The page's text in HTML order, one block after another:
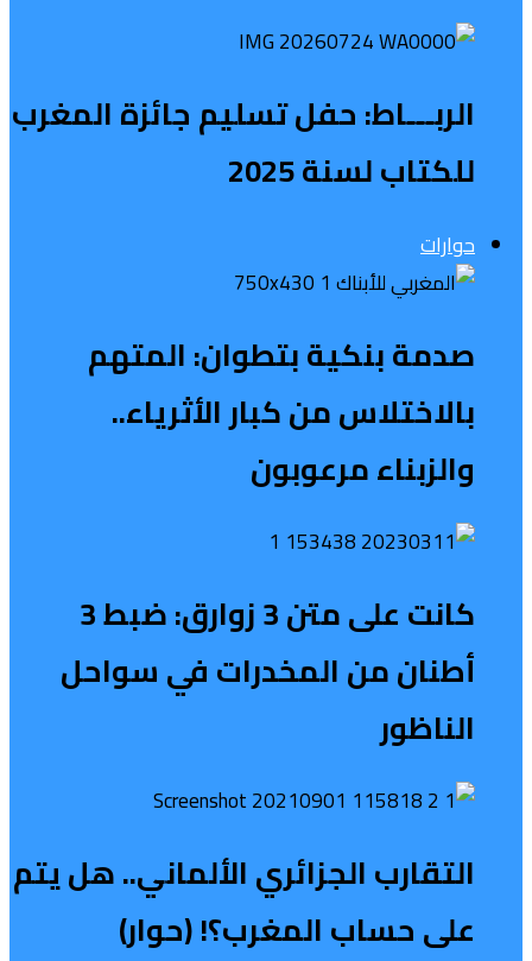
الربـــاط: حفل تسليم جائزة المغرب
للكتاب لسنة 2025
حوارات
صدمة بنكية بتطوان: المتهم
بالاختلاس من كبار الأثرياء..
والزبناء مرعوبون
كانت على متن 3 زوارق: ضبط 3
أطنان من المخدرات في سواحل
الناظور
التقارب الجزائري الألماني.. هل يتم
على حساب المغرب؟! (حوار)